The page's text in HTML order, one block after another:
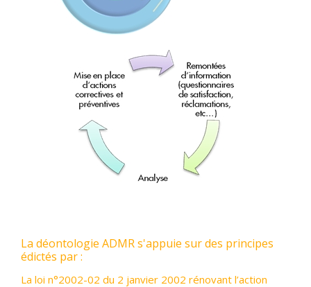
La déontologie ADMR s'appuie sur des principes
édictés par :
La loi n°2002-02 du 2 janvier 2002 rénovant l’action